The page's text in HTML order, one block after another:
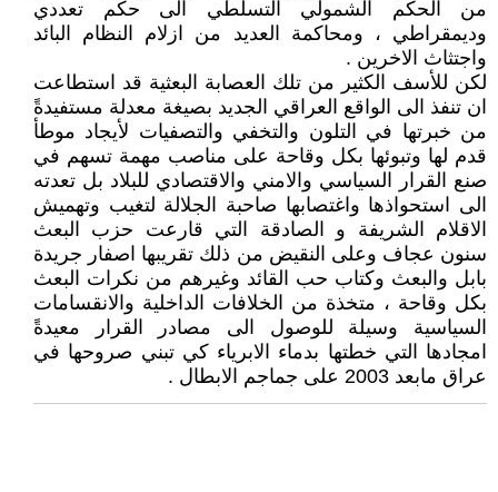
من الحكم الشمولي التسلطي الى حكم تعددي
وديمقراطي ، ومحاكمة العديد من ازلام النظام البائد
واجتثاث الاخرين .
لكن للأسف الكثير من تلك العصابة البعثية قد استطاعت
ان تنفذ الى الواقع العراقي الجديد بصيغة معدلة مستفيدةً
من خبرتها في التلون والتخفي والتصفيات لأيجاد موطأ
قدم لها وتبوئها بكل وقاحة على مناصب مهمة تسهم في
صنع القرار السياسي والامني والاقتصادي للبلاد بل تعدته
الى استحواذها واغتصابها صاحبة الجلالة لتغيب وتهميش
الاقلام الشريفة و الصادقة التي قارعت حزب البعث
سنون عجاف وعلى النقيض من ذلك تقريبها اصفار جريدة
بابل والبعث وكتاب حب القائد وغيرهم من نكرات البعث
بكل وقاحة ، متخذة من الخلافات الداخلية والانقسامات
السياسية وسيلة للوصول الى مصادر القرار معيدةً
امجادها التي خطتها بدماء الابرياء كي تبني صروحها في
عراق مابعد 2003 على جماجم الابطال .